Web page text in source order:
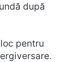
după
pentru